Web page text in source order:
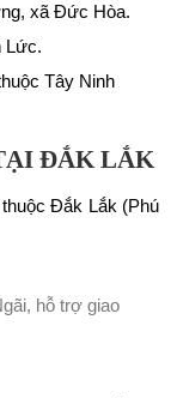
xã Đức Hòa.
Lức.
Tây Ninh
ĐẮK LẮK
Đắk Lắk (Phú